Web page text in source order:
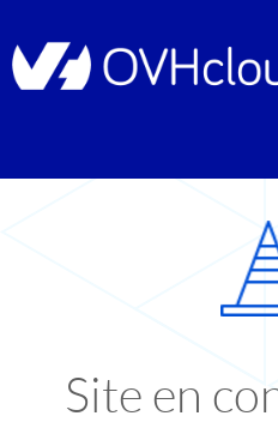
Site en